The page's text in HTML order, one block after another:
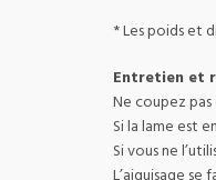
* Les poids et
Entretien et
Ne coupez pas
Si la lame est
Si vous ne